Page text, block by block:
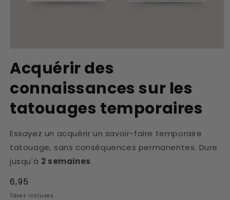
média
1
une
modale
Acquérir des
connaissances sur les
tatouages temporaires
Essayez un acquérir un savoir-faire temporaire
tatouage, sans conséquences permanentes. Dure
jusqu'à 2 semaines.
Prix
habituel
6,95
Taxes incluses.